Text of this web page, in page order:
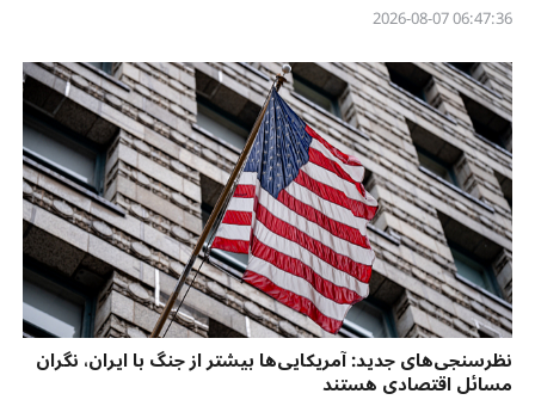
06:47:36 2026-08-07
نظرسنجی‌‌های جدید: آمریکایی‌ها بیشتر از جنگ با ایران، نگران
مسائل اقتصادی هستند